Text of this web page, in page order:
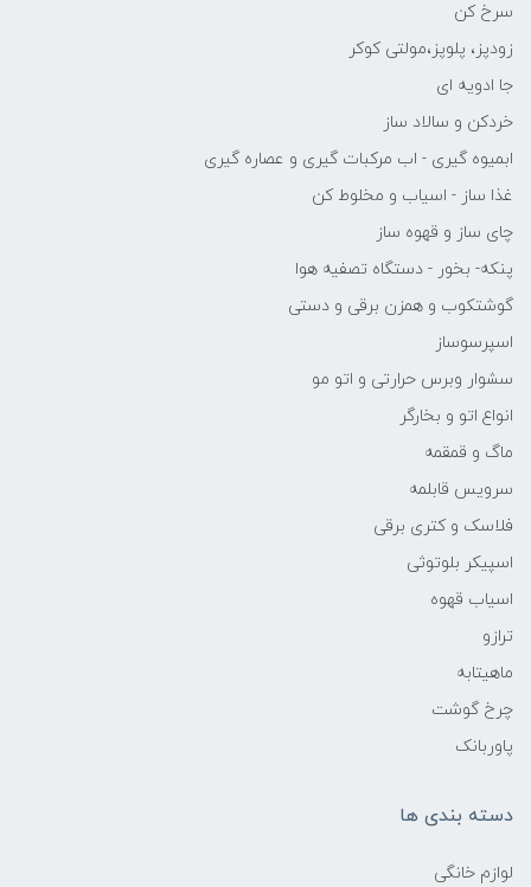
سرخ کن
زودپز، پلوپز،مولتی کوکر
جا ادویه ای
خردکن و سالاد ساز
ابمیوه گیری - اب مرکبات گیری و عصاره گیری
غذا ساز - اسیاب و مخلوط کن
چای ساز و قهوه ساز
پنکه- بخور - دستگاه تصفیه هوا
گوشتکوب و همزن برقی و دستی
اسپرسوساز
سشوار وبرس حرارتی و اتو مو
انواع اتو و بخارگر
ماگ و قمقمه
سرویس قابلمه
فلاسک و کتری برقی
اسپیکر بلوتوثی
اسیاب قهوه
ترازو
ماهیتابه
چرخ گوشت
پاوربانک
دسته بندی ها
لوازم خانگی